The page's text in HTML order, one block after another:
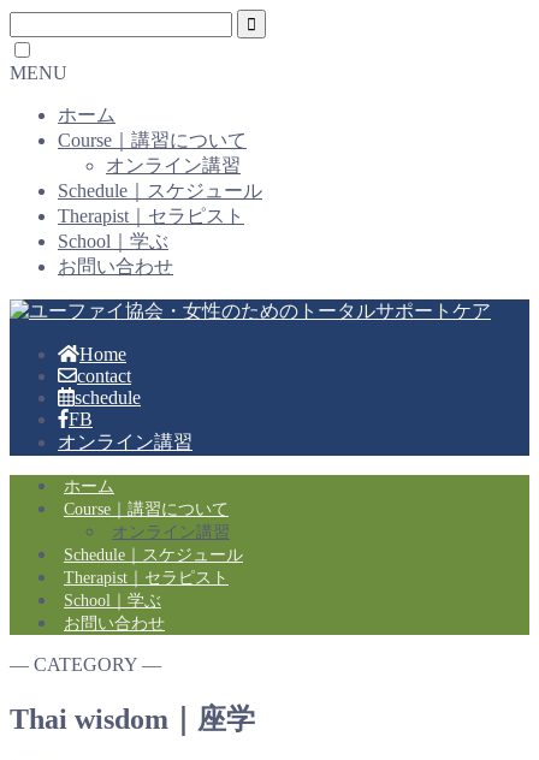
MENU
ホーム
Course｜講習について
オンライン講習
Schedule｜スケジュール
Therapist｜セラピスト
School｜学ぶ
お問い合わせ
Home
contact
schedule
FB
オンライン講習
ホーム
Course｜講習について
オンライン講習
Schedule｜スケジュール
Therapist｜セラピスト
School｜学ぶ
お問い合わせ
― CATEGORY ―
Thai wisdom｜座学